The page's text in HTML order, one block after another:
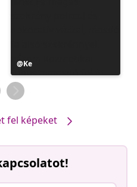
Bejegyzés
közzétevője
Ke
fel képeket